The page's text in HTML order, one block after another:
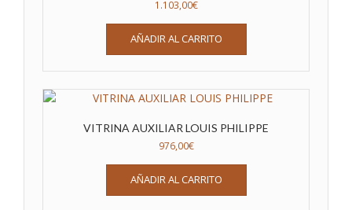
1.103,00€
AÑADIR AL CARRITO
VITRINA AUXILIAR LOUIS PHILIPPE
976,00€
AÑADIR AL CARRITO